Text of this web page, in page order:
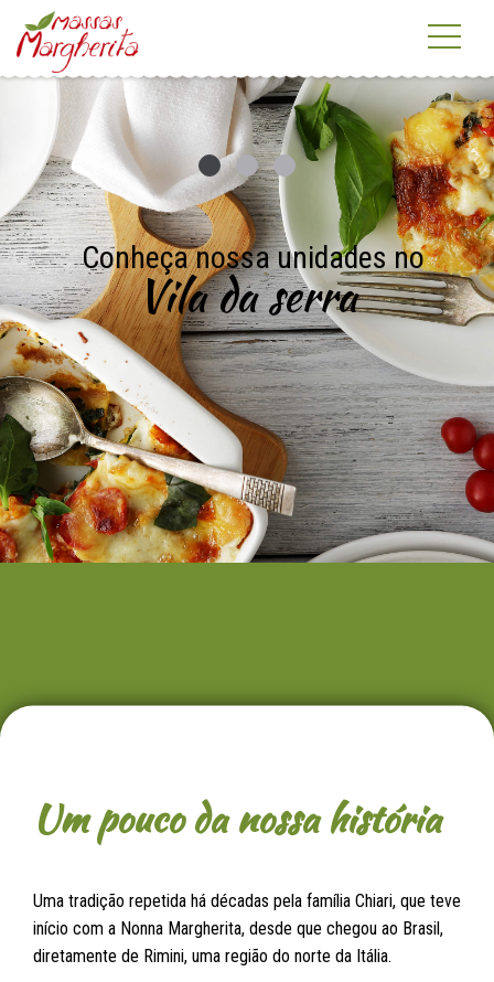
Conheça nossa unidades no
Vila da serra
Um pouco da nossa história
Uma tradição repetida há décadas pela família Chiari, que teve
início com a Nonna Margherita, desde que chegou ao Brasil,
diretamente de Rimini, uma região do norte da Itália.